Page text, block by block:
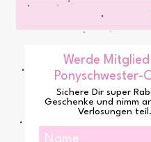
Werde Mitglied
Ponyschwester-
Sichere Dir super
Geschenke und nimm
Verlosungen teil.